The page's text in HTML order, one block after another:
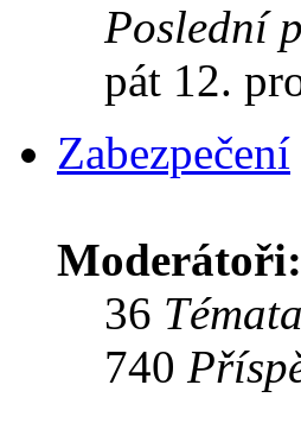
Poslední
pát 12.
Zabezpečení
Moderátoři:
36 Témata
740